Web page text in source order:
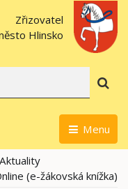
Zřizovatel
Hlinsko
Menu
Aktuality
(e-žákovská knížka)